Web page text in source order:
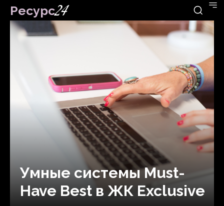
Ресурс24
Умные системы Must-
Have Best в ЖК Exclusive